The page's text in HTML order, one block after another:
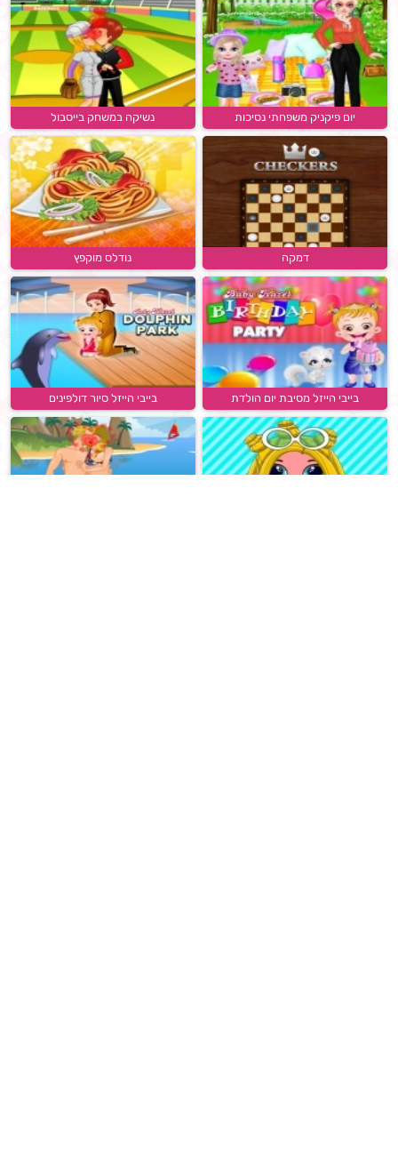
יום פיקניק משפחתי נסיכות נשיקה במשחק בייסבול
דמקה נודלס מוקפץ
בייבי הייזל מסיבת יום הולדת בייבי הייזל סיור דולפינים